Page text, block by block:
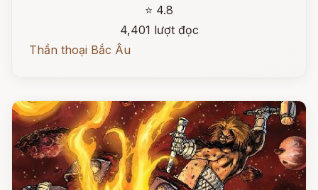
⭐ 4.8
4,401 lượt đọc
Thần thoại Bắc Âu